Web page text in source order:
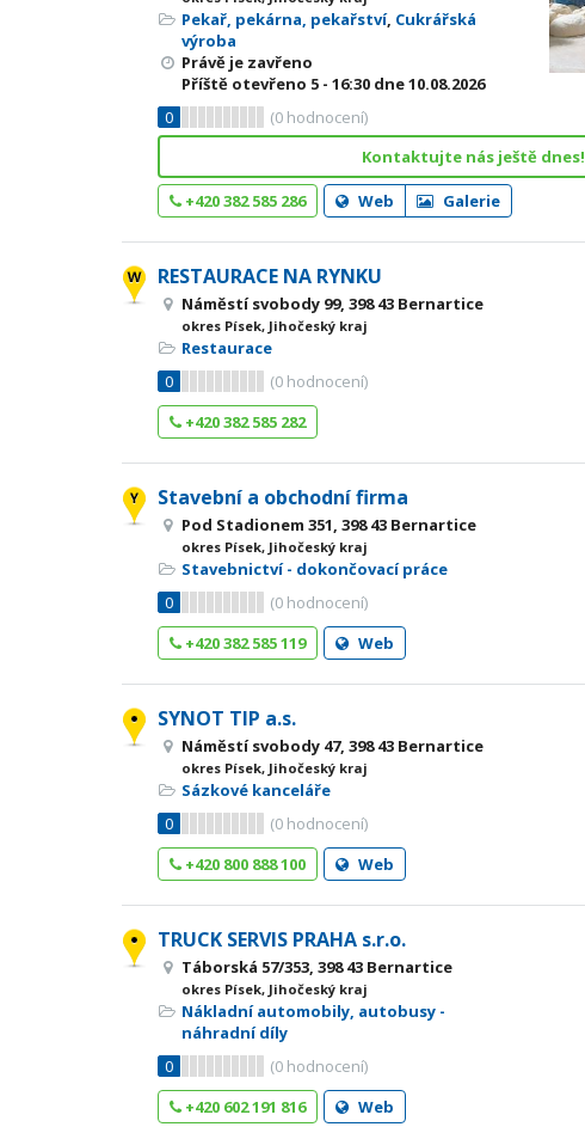
Pekař, pekárna, pekařství, Cukrářská
výroba
Právě je zavřeno
Příště otevřeno 5 - 16:30 dne 10.08.2026
0
(0 hodnocení)
Kontaktujte nás ještě dnes!
+420 382 585 286 Web Galerie
RESTAURACE NA RYNKU
Náměstí svobody 99, 398 43 Bernartice
okres Písek, Jihočeský kraj
Restaurace
0
(0 hodnocení)
+420 382 585 282
Stavební a obchodní firma
Pod Stadionem 351, 398 43 Bernartice
okres Písek, Jihočeský kraj
Stavebnictví - dokončovací práce
0
(0 hodnocení)
+420 382 585 119
Web
SYNOT TIP a.s.
Náměstí svobody 47, 398 43 Bernartice
okres Písek, Jihočeský kraj
Sázkové kanceláře
0
(0 hodnocení)
+420 800 888 100
Web
TRUCK SERVIS PRAHA s.r.o.
Táborská 57/353, 398 43 Bernartice
okres Písek, Jihočeský kraj
Nákladní automobily, autobusy -
náhradní díly
0
(0 hodnocení)
+420 602 191 816
Web